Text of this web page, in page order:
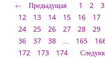
Предыдущая 1 2 3
12
13 14 15 16 17
24 25 26 27 28 29
36
37 38 ... 165
172
173 174